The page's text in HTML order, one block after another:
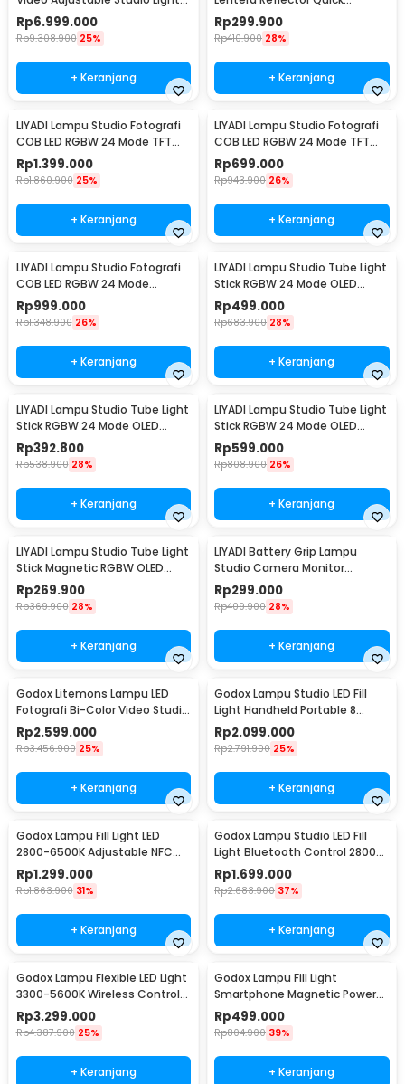
LED 700W - GK-Panel 700B
Rp6.999.000
Rp9.308.900 25%
+ Keranjang
Released 65cm - LKD-65
Rp299.900
Rp410.900 28%
+ Keranjang
LIYADI Lampu Studio Fotografi
COB LED RGBW 24 Mode TFT
Display 230W - G230
Rp1.399.000
Rp1.860.900 25%
+ Keranjang
LIYADI Lampu Studio Fotografi
COB LED RGBW 24 Mode TFT
Display 100W - S100 PRO
Rp699.000
Rp943.900 26%
+ Keranjang
LIYADI Lampu Studio Fotografi
COB LED RGBW 24 Mode
10000mAh 100W - ND100
Rp999.000
Rp1.348.900 26%
+ Keranjang
LIYADI Lampu Studio Tube Light
Stick RGBW 24 Mode OLED
5200mAh 24W - LP600 PRO
Rp499.000
Rp683.900 28%
+ Keranjang
LIYADI Lampu Studio Tube Light
Stick RGBW 24 Mode OLED
4000mAh 30W - LP550
Rp392.800
Rp538.900 28%
+ Keranjang
LIYADI Lampu Studio Tube Light
Stick RGBW 24 Mode OLED
2600mAh 50W - C2 PRO
Rp599.000
Rp808.900 26%
+ Keranjang
LIYADI Lampu Studio Tube Light
Stick Magnetic RGBW OLED
5200mAh 12W - LM42
Rp269.900
Rp369.900 28%
+ Keranjang
LIYADI Battery Grip Lampu
Studio Camera Monitor
Smartphone 20800mAh - P77
Rp299.000
Rp409.900 28%
+ Keranjang
Godox Litemons Lampu LED
Fotografi Bi-Color Video Studio
6500K 190W - LA150Bi
Rp2.599.000
Rp3.456.900 25%
+ Keranjang
Godox Lampu Studio LED Fill
Light Handheld Portable 8
Mode 5600K 60W - ML60
Rp2.099.000
Rp2.791.900 25%
+ Keranjang
Godox Lampu Fill Light LED
2800-6500K Adjustable NFC
45W with APP - P260C Pro
Rp1.299.000
Rp1.863.900 31%
+ Keranjang
Godox Lampu Studio LED Fill
Light Bluetooth Control 2800-
6500K 70W - ML60IIBI
Rp1.699.000
Rp2.683.900 37%
+ Keranjang
Godox Lampu Flexible LED Light
3300-5600K Wireless Control
150W - FL150S
Rp3.299.000
Rp4.387.900 25%
+ Keranjang
Godox Lampu Fill Light
Smartphone Magnetic Power
Bank RGBW 4900mAh - MA5R
Rp499.000
Rp804.900 39%
+ Keranjang